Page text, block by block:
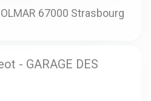
67000 Strasbourg
- GARAGE DES